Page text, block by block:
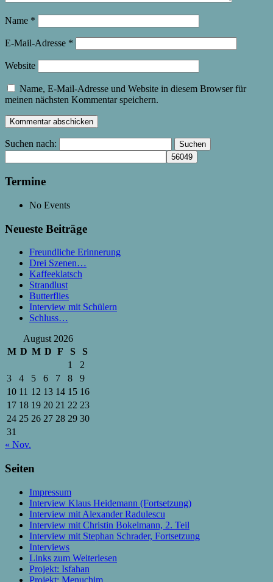
Name *
E-Mail-Adresse *
Website
Name, E-Mail-Adresse und Website in diesem Browser für
meinen nächsten Kommentar speichern.
Suchen nach:
Termine
No Events
Neueste Beiträge
Freundliche Erinnerung
Drei Szenen…
Kaffeeklatsch
Strandlust
Butterflies
Interview mit Schülern
Schluss…
August 2026
M D M D F S
S
1
2
3
4 5 6 7 8
9
10 11 12 13 14 15 16
17 18 19 20 21 22 23
24 25 26 27 28 29 30
31
« Nov.
Seiten
Impressum
Interview Klaus Heidemann (Fortsetzung)
Interview mit Alexander Radulescu
Interview mit Christin Bokelmann, 2. Teil
Interview mit Stephan Schrader, Fortsetzung
Interviews
Links zum Weiterlesen
Projekt: Isfahan
Projekt: Menuchim